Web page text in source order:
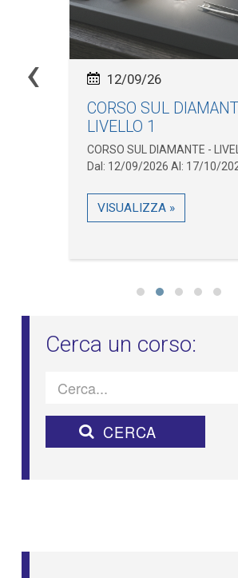
CORSO SUL
LIVELLO 1
CORSO SUL DIAMANTE -
Dal: 12/09/2026 Al: 17/10/
VISUALIZZA »
12/09/26
‹